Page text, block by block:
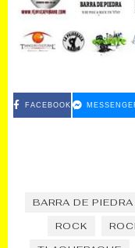
FACEBOOK
BARRA DE PIEDRA
ROCK